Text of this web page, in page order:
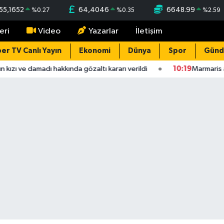
%0.27 64,4046 %0.35 6648.99 %2.59
Video Yazarlar İletişim
TV Canlı Yayın Ekonomi Dünya Spor
ve damadı hakkında gözaltı kararı verildi 10:19Marmaris